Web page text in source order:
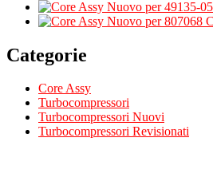
Categorie
Core Assy
Turbocompressori
Turbocompressori Nuovi
Turbocompressori Revisionati